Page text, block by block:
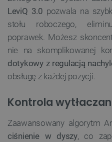
LeviQ 3.0 pozwala na
stołu roboczego,
poprawek. Możesz
nie na skomplikowanej
dotykowy z regulacją
obsługę z każdej pozycji.
Kontrola
Zaawansowany algorytm
ciśnienie w dyszy, co